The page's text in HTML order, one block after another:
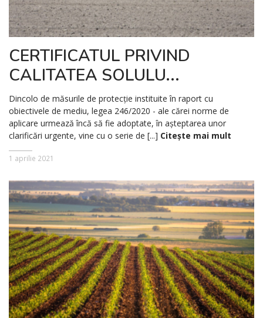
CERTIFICATUL PRIVIND
CALITATEA SOLULU...
Dincolo de măsurile de protecție instituite în raport cu
obiectivele de mediu, legea 246/2020 - ale cărei norme de
aplicare urmează încă să fie adoptate, în așteptarea unor
clarificări urgente, vine cu o serie de [...] Citește mai mult
1 aprilie 2021